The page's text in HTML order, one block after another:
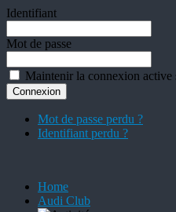
Identifiant
Mot de passe
Maintenir la connexion active
Mot de passe perdu ?
Identifiant perdu ?
Home
Audi Club